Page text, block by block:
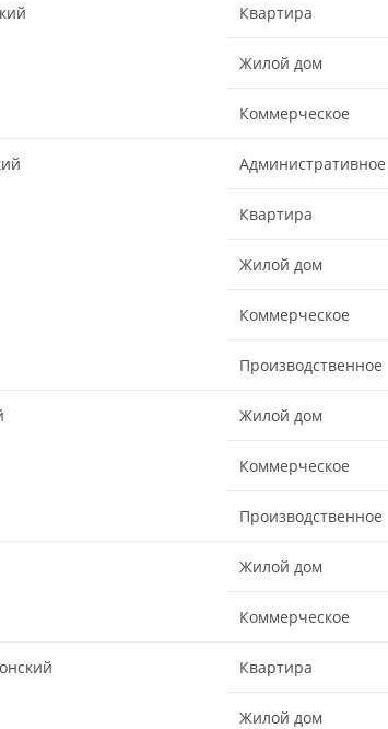
Квартира
Жилой дом
Коммерческое
Административное
Квартира
Жилой дом
Коммерческое
Производственное
Жилой дом
Коммерческое
Производственное
Жилой дом
Коммерческое
Квартира
Жилой дом